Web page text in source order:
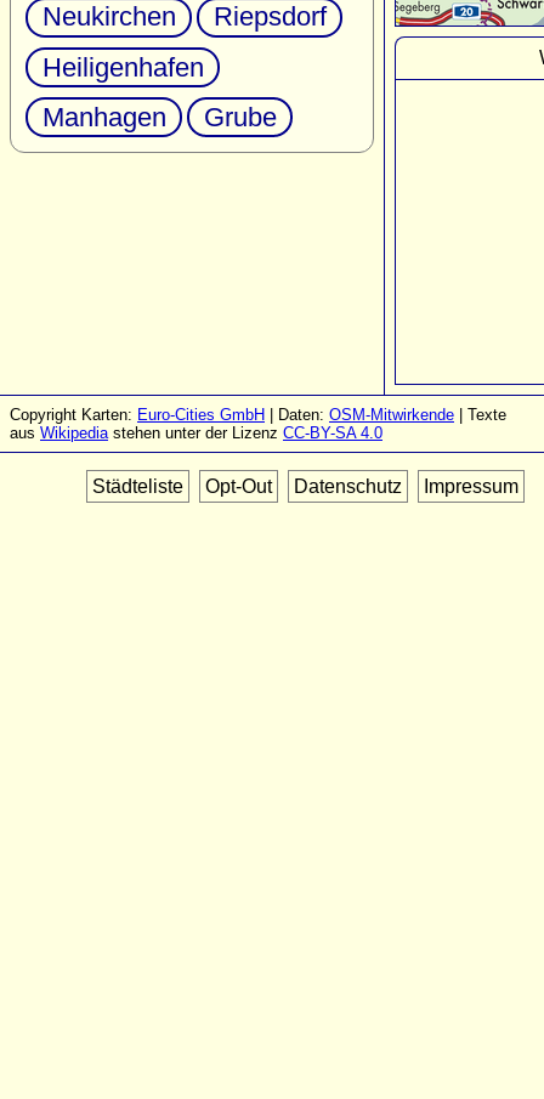
Neukirchen
Riepsdorf
Heiligenhafen
Manhagen
Grube
Copyright Karten: Euro-Cities GmbH | Daten: OSM-Mitwirkende | Texte
aus Wikipediastehen unter der Lizenz CC-BY-SA 4.0
Städteliste Opt-Out Datenschutz Impressum